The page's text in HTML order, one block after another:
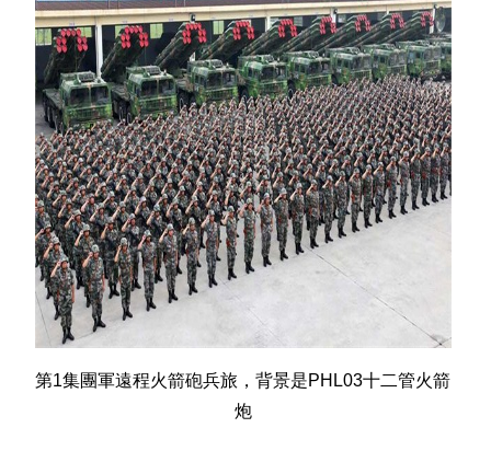
第1集團軍遠程火箭砲兵旅，背景是PHL03十二管火箭
炮